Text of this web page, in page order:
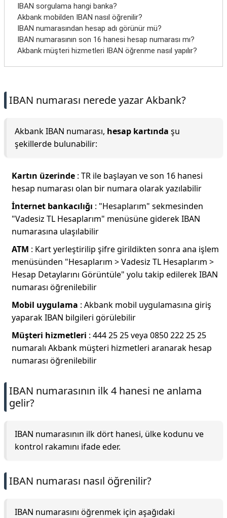
IBAN sorgulama hangi banka?
Akbank mobilden IBAN nasıl öğrenilir?
IBAN numarasından hesap adı görünür mü?
IBAN numarasının son 16 hanesi hesap numarası mı?
Akbank müşteri hizmetleri IBAN öğrenme nasıl yapılır?
IBAN numarası nerede yazar Akbank?
Akbank IBAN numarası, hesap kartında şu
şekillerde bulunabilir:
Kartın üzerinde : TR ile başlayan ve son 16 hanesi
hesap numarası olan bir numara olarak yazılabilir
İnternet bankacılığı : "Hesaplarım" sekmesinden
"Vadesiz TL Hesaplarım" menüsüne giderek IBAN
numarasına ulaşılabilir
ATM : Kart yerleştirilip şifre girildikten sonra ana işlem
menüsünden "Hesaplarım > Vadesiz TL Hesaplarım >
Hesap Detaylarını Görüntüle" yolu takip edilerek IBAN
numarası öğrenilebilir
Mobil uygulama : Akbank mobil uygulamasına giriş
yaparak IBAN bilgileri görülebilir
Müşteri hizmetleri : 444 25 25 veya 0850 222 25 25
numaralı Akbank müşteri hizmetleri aranarak hesap
numarası öğrenilebilir
IBAN numarasının ilk 4 hanesi ne anlama
gelir?
IBAN numarasının ilk dört hanesi, ülke kodunu ve
kontrol rakamını ifade eder.
IBAN numarası nasıl öğrenilir?
IBAN numarasını öğrenmek için aşağıdaki